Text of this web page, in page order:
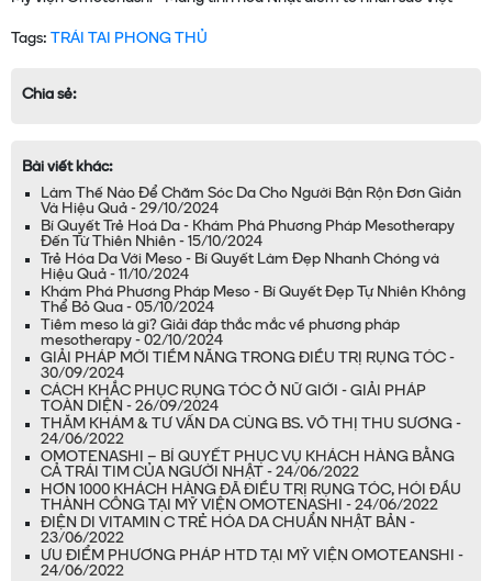
Tags: TRÁI TAI PHONG THỦ
Chia sẻ:
Bài viết khác:
Làm Thế Nào Để Chăm Sóc Da Cho Người Bận Rộn Đơn Giản
Và Hiệu Quả - 29/10/2024
Bí Quyết Trẻ Hoá Da - Khám Phá Phương Pháp Mesotherapy
Đến Từ Thiên Nhiên - 15/10/2024
Trẻ Hóa Da Với Meso - Bí Quyết Làm Đẹp Nhanh Chóng và
Hiệu Quả - 11/10/2024
Khám Phá Phương Pháp Meso - Bí Quyết Đẹp Tự Nhiên Không
Thể Bỏ Qua - 05/10/2024
Tiêm meso là gì? Giải đáp thắc mắc về phương pháp
mesotherapy - 02/10/2024
GIẢI PHÁP MỚI TIỀM NĂNG TRONG ĐIỀU TRỊ RỤNG TÓC -
30/09/2024
CÁCH KHẮC PHỤC RỤNG TÓC Ở NỮ GIỚI - GIẢI PHÁP
TOÀN DIỆN - 26/09/2024
THĂM KHÁM & TƯ VẤN DA CÙNG BS. VÕ THỊ THU SƯƠNG -
24/06/2022
OMOTENASHI – BÍ QUYẾT PHỤC VỤ KHÁCH HÀNG BẰNG
CẢ TRÁI TIM CỦA NGƯỜI NHẬT - 24/06/2022
HƠN 1000 KHÁCH HÀNG ĐÃ ĐIỀU TRỊ RỤNG TÓC, HÓI ĐẦU
THÀNH CÔNG TẠI MỸ VIỆN OMOTENASHI - 24/06/2022
ĐIỆN DI VITAMIN C TRẺ HÓA DA CHUẨN NHẬT BẢN -
23/06/2022
ƯU ĐIỂM PHƯƠNG PHÁP HTD TẠI MỸ VIỆN OMOTEANSHI -
24/06/2022